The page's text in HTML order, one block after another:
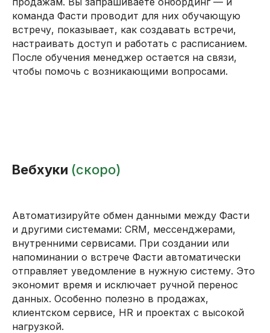
команда Фасти проводит для них обучающую
встречу, показывает, как создавать встречи,
настраивать доступ и работать с расписанием.
После обучения менеджер остается на связи,
чтобы помочь с возникающими вопросами.
Вебхуки (скоро)
Автоматизируйте обмен данными между Фасти
и другими системами: CRM, мессенджерами,
внутренними сервисами. При создании или
напоминании о встрече Фасти автоматически
отправляет уведомление в нужную систему. Это
экономит время и исключает ручной перенос
данных. Особенно полезно в продажах,
клиентском сервисе, HR и проектах с высокой
нагрузкой.